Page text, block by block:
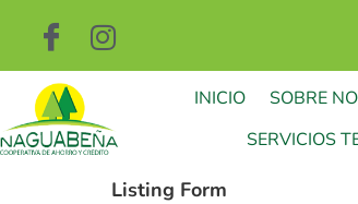
INICIO SOBRE
SERVICIOS
Listing Form